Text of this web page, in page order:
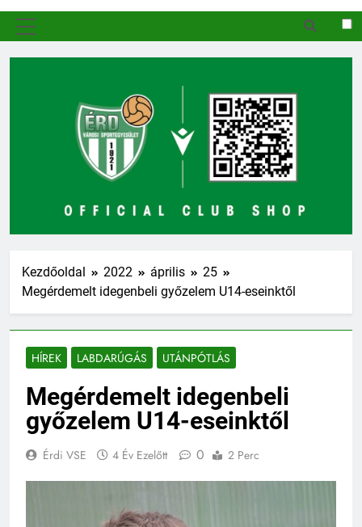
Kezdőoldal 2022 április
25
Megérdemelt idegenbeli győzelem U14-eseinktől
HÍREK LABDARÚGÁS UTÁNPÓTLÁS
Megérdemelt idegenbeli
győzelem U14-eseinktől
Érdi VSE 4 Év Ezelőtt 0 2 Perc